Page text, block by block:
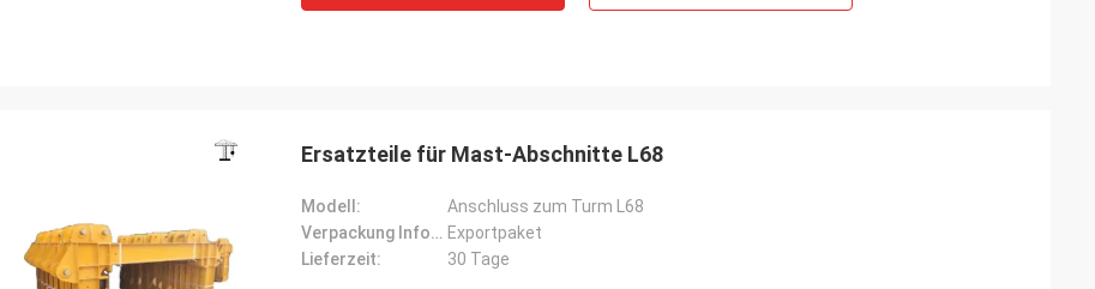
Ersatzteile für Mast-Abschnitte L68
Modell:
Anschluss zum Turm L68
Verpackung Informationen: Exportpaket
Lieferzeit:
30 Tage